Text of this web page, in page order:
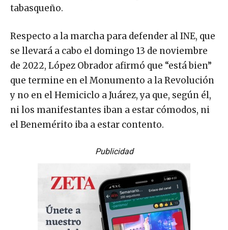
tabasqueño.
Respecto a la marcha para defender al INE, que
se llevará a cabo el domingo 13 de noviembre
de 2022, López Obrador afirmó que “está bien”
que termine en el Monumento a la Revolución
y no en el Hemiciclo a Juárez, ya que, según él,
ni los manifestantes iban a estar cómodos, ni
el Benemérito iba a estar contento.
Publicidad